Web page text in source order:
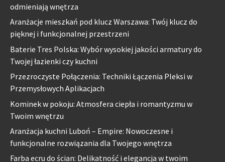
odmieniają wnętrza
Aranżacje mieszkań pod klucz Warszawa: Twój klucz do
pięknej i funkcjonalnej przestrzeni
Baterie Tres Polska: Wybór wysokiej jakości armatury do
Twojej łazienki czy kuchni
Przezroczyste Połączenia: Techniki Łączenia Pleksi w
Przemysłowych Aplikacjach
Kominek w pokoju: Atmosfera ciepła i romantyzmu w
Twoim wnętrzu
Aranżacja kuchni Luboń – Empire: Nowoczesne i
funkcjonalne rozwiązania dla Twojego wnętrza
Farba ecru do ścian: Delikatność i elegancja w twoim